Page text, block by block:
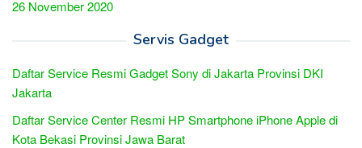
26 November 2020
Servis Gadget
Daftar Service Resmi Gadget Sony di Jakarta Provinsi DKI
Jakarta
Daftar Service Center Resmi HP Smartphone iPhone Apple di
Kota Bekasi Provinsi Jawa Barat